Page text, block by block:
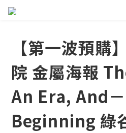
【第一波預購
院 金屬海報
An Era, And
Beginning 綠